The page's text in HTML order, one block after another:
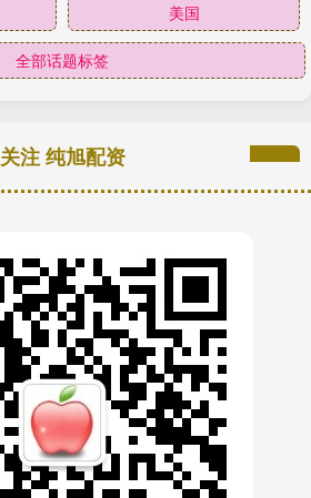
美国
全部话题标签
关注 纯旭配资